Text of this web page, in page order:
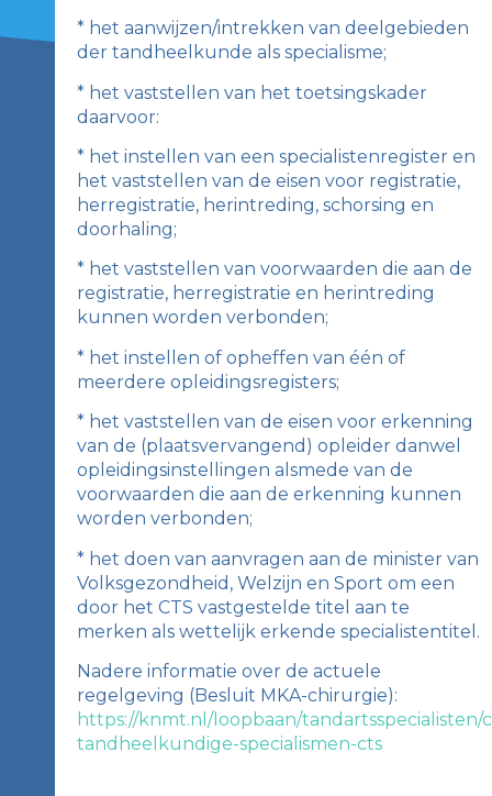
* het aanwijzen/intrekken van deelgebieden
der tandheelkunde als specialisme;
* het vaststellen van het toetsingskader
daarvoor:
* het instellen van een specialistenregister en
het vaststellen van de eisen voor registratie,
herregistratie, herintreding, schorsing en
doorhaling;
* het vaststellen van voorwaarden die aan de
registratie, herregistratie en herintreding
kunnen worden verbonden;
* het instellen of opheffen van één of
meerdere opleidingsregisters;
* het vaststellen van de eisen voor erkenning
van de (plaatsvervangend) opleider danwel
opleidingsinstellingen alsmede van de
voorwaarden die aan de erkenning kunnen
worden verbonden;
* het doen van aanvragen aan de minister van
Volksgezondheid, Welzijn en Sport om een
door het CTS vastgestelde titel aan te
merken als wettelijk erkende specialistentitel.
Nadere informatie over de actuele
regelgeving (Besluit MKA-chirurgie):
https://knmt.nl/loopbaan/tandartsspecialisten/
tandheelkundige-specialismen-cts